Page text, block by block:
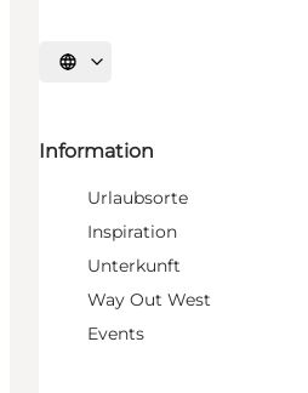
Sprache auswählen
Information
Urlaubsorte
Inspiration
Unterkunft
Way Out West
Events